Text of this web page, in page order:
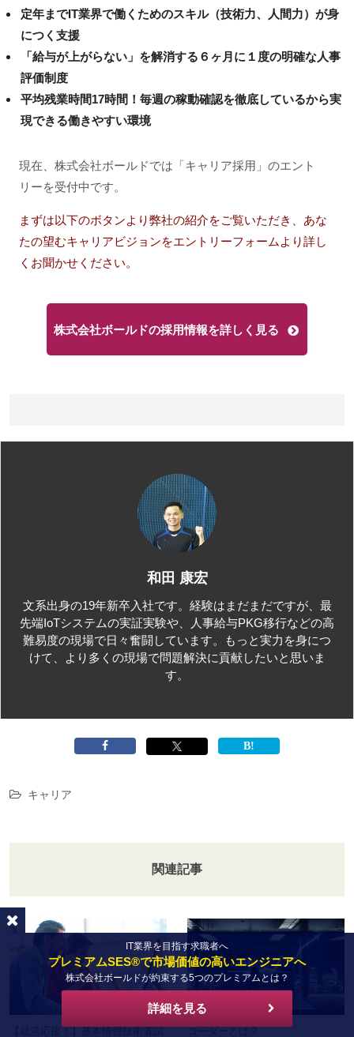
定年までIT業界で働くためのスキル（技術力、人間力）が身
につく支援
「給与が上がらない」を解消する６ヶ月に１度の明確な人事
評価制度
平均残業時間17時間！毎週の稼動確認を徹底しているから実
現できる働きやすい環境
現在、株式会社ボールドでは「キャリア採用」のエント
リーを受付中です。
まずは以下のボタンより弊社の紹介をご覧いただき、あな
たの望むキャリアビジョンをエントリーフォームより詳し
くお聞かせください。
株式会社ボールドの採用情報を詳しく見る
和田 康宏
文系出身の19年新卒入社です。経験はまだまだですが、最
先端IoTシステムの実証実験や、人事給与PKG移行などの高
難易度の現場で日々奮闘しています。もっと実力を身につ
けて、より多くの現場で問題解決に貢献したいと思いま
す。
キャリア
関連記事
【就活応援！】基本情報技術者試 コーダーとは？
IT業界を目指す求職者へ
プレミアムSES®で市場価値の高いエンジニアへ
株式会社ボールドが約束する5つのプレミアムとは？
詳細を見る